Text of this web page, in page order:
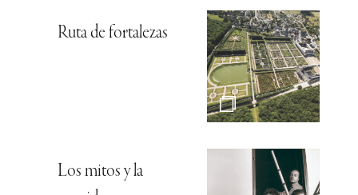
Ruta de fortalezas
Los mitos y la